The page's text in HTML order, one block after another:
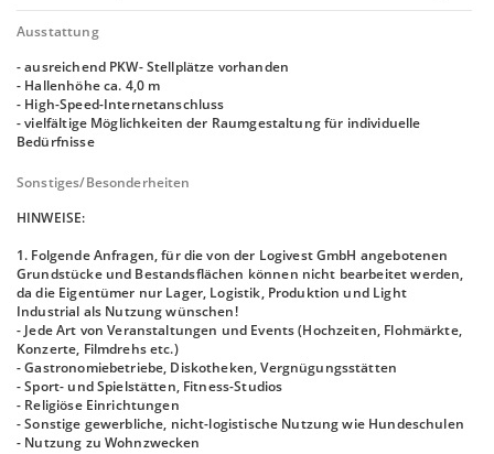
Ausstattung
- ausreichend PKW- Stellplätze vorhanden
- Hallenhöhe ca. 4,0 m
- High-Speed-Internetanschluss
- vielfältige Möglichkeiten der Raumgestaltung für individuelle
Bedürfnisse
Sonstiges/Besonderheiten
HINWEISE:
1. Folgende Anfragen, für die von der Logivest GmbH angebotenen
Grundstücke und Bestandsflächen können nicht bearbeitet werden,
da die Eigentümer nur Lager, Logistik, Produktion und Light
Industrial als Nutzung wünschen!
- Jede Art von Veranstaltungen und Events (Hochzeiten, Flohmärkte,
Konzerte, Filmdrehs etc.)
- Gastronomiebetriebe, Diskotheken, Vergnügungsstätten
- Sport- und Spielstätten, Fitness-Studios
- Religiöse Einrichtungen
- Sonstige gewerbliche, nicht-logistische Nutzung wie Hundeschulen
- Nutzung zu Wohnzwecken